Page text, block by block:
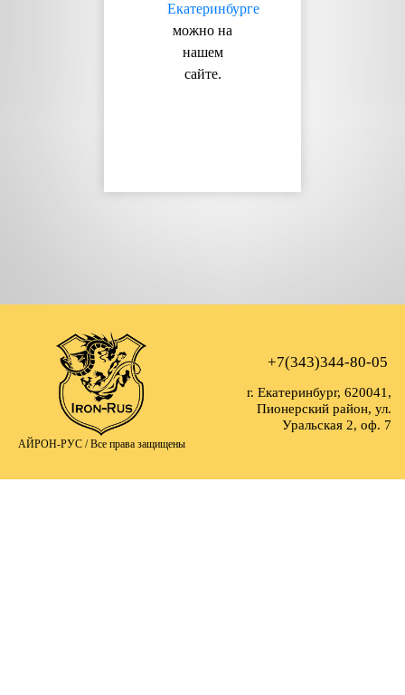
Екатеринбурге
можно на
нашем
сайте.
АЙРОН-РУС /Все права защищены
+7(343)344-80-05
г. Екатеринбург, 620041,
Пионерский район, ул.
Уральская 2, оф. 7